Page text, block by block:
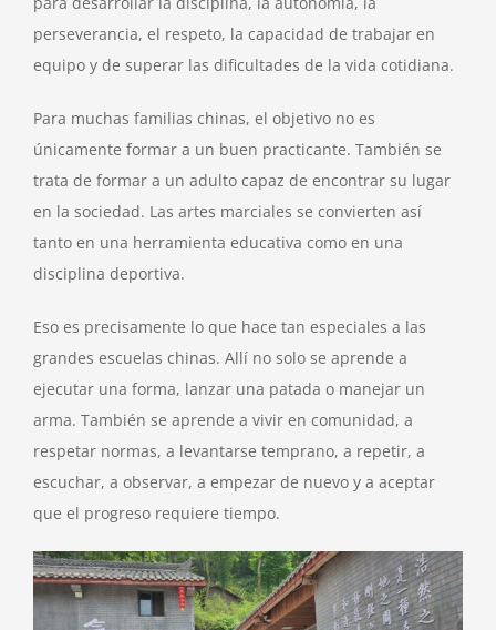
perseverancia, el respeto, la capacidad de trabajar en
equipo y de superar las dificultades de la vida cotidiana.
Para muchas familias chinas, el objetivo no es
únicamente formar a un buen practicante. También se
trata de formar a un adulto capaz de encontrar su lugar
en la sociedad. Las artes marciales se convierten así
tanto en una herramienta educativa como en una
disciplina deportiva.
Eso es precisamente lo que hace tan especiales a las
grandes escuelas chinas. Allí no solo se aprende a
ejecutar una forma, lanzar una patada o manejar un
arma. También se aprende a vivir en comunidad, a
respetar normas, a levantarse temprano, a repetir, a
escuchar, a observar, a empezar de nuevo y a aceptar
que el progreso requiere tiempo.